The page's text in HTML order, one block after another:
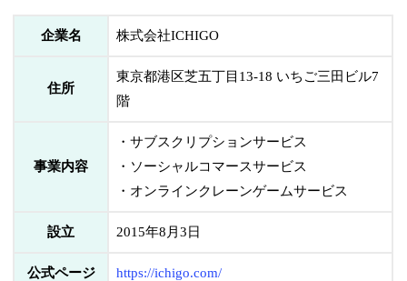
企業名 株式会社ICHIGO
住所
東京都港区芝五丁目13-18 いちご三田ビル7
階
事業内容
・サブスクリプションサービス
・ソーシャルコマースサービス
・オンラインクレーンゲームサービス
設立 2015年8月3日
公式ページ https://ichigo.com/